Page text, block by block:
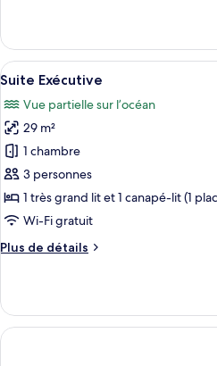
le
type
de
Suite
Supérieure
Afficher
toutes
les
photos
pour
ce
type
de
chambre :
Suite
13
Suite Exécutive
Vue partielle sur l’océan
29 m²
1 chambre
3 personnes
1 très grand lit et 1 canapé-lit (1
Wi-Fi gratuit
Plus de détails
Plus
le
type
de